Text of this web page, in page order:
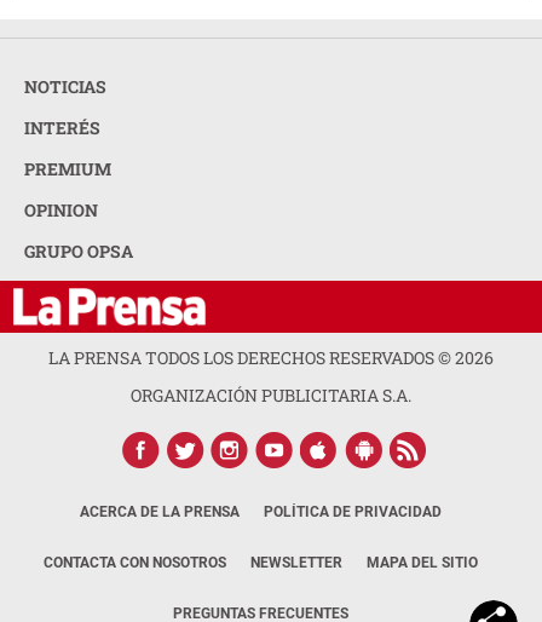
NOTICIAS
INTERÉS
PREMIUM
OPINION
GRUPO OPSA
LA PRENSA TODOS LOS DERECHOS RESERVADOS ©2026
ORGANIZACIÓN PUBLICITARIA S.A.
ACERCA DE LA PRENSA POLÍTICA DE PRIVACIDAD
CONTACTA CON NOSOTROS NEWSLETTER MAPA DEL SITIO
PREGUNTAS FRECUENTES